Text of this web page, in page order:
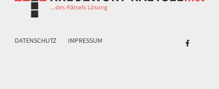
DATENSCHUTZ IMPRESSUM